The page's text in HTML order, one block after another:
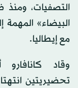
التصفيات، ومنذ
مع إيطاليا.
وقاد